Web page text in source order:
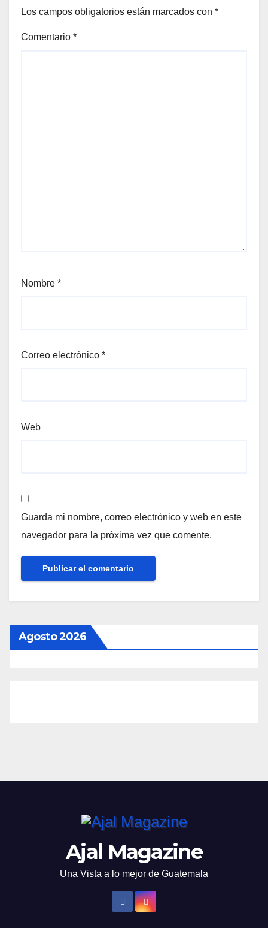
Los campos obligatorios están marcados con *
Comentario *
Nombre *
Correo electrónico *
Web
Guarda mi nombre, correo electrónico y web en este
navegador para la próxima vez que comente.
Agosto 2026
Ajal Magazine
Una Vista a lo mejor de Guatemala